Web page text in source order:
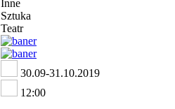
Inne
Sztuka
Teatr
30.09-31.10.2019
12:00